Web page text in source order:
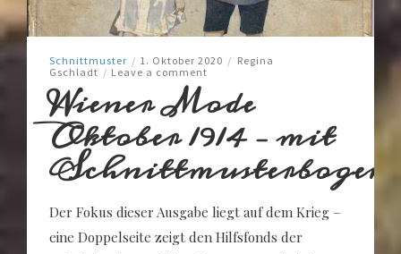
Schnittmuster / 1. Oktober 2020 / Regina
Gschladt / Leave a comment
Wiener Mode
Oktober 1914 – mit
Schnittmusterbogen
Der Fokus dieser Ausgabe liegt auf dem Krieg –
eine Doppelseite zeigt den Hilfsfonds der